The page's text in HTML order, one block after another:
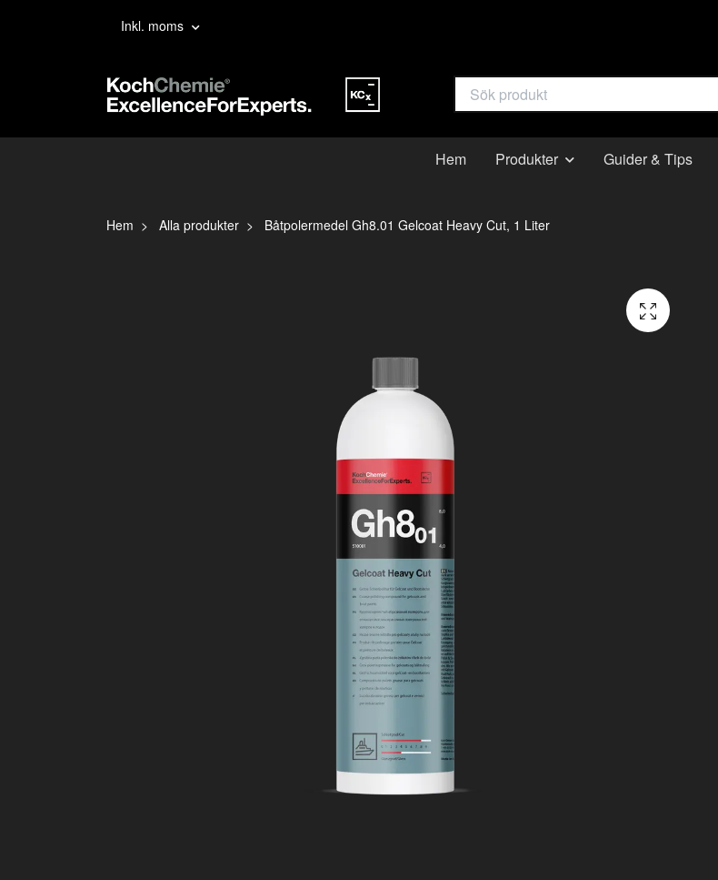
Inkl. moms
Hem Produkter Guider & Tips
Hem Alla produkter Båtpolermedel Gh8.01 Gelcoat Heavy Cut, 1 Liter